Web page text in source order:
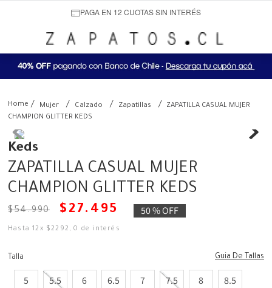
PAGA EN 12 CUOTAS SIN INTERÉS
Mujer Calzado Zapatillas
ZAPATILLA CASUAL MUJER
CHAMPION GLITTER KEDS
Keds
ZAPATILLA CASUAL MUJER
CHAMPION GLITTER KEDS
$54.990 $ 27. 495 50 %OFF
Hasta12 x $2292 ,0 de interés
Talla Guia De Tallas
5 5.5 6 6.5 7 7.5 8 8.5